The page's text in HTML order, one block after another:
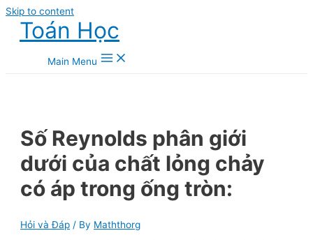
Skip to content
Toán Học
Main Menu
Số Reynolds phân giới
dưới của chất lỏng chảy
có áp trong ống tròn:
Hỏi và Đáp / By Maththorg